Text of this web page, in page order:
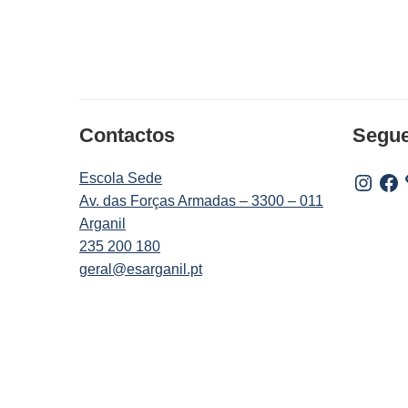
Contactos
Escola Sede
Av. das Forças Armadas – 3300 – 011
Arganil
235 200 180
geral@esarganil.pt